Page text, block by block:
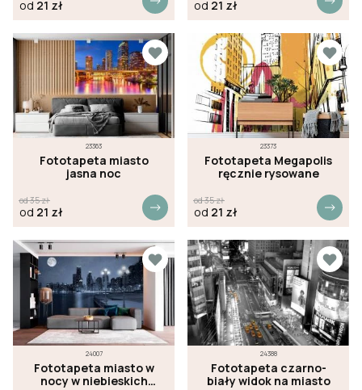
od 21 zł od 21 zł
23363
Fototapeta miasto
jasna noc
od35zł
od 21 zł
23373
Fototapeta Megapolis
ręcznie rysowane
od35zł
od 21 zł
24007
Fototapeta miasto w
nocy w niebieskich
24388
Fototapeta czarno-
biały widok na miasto